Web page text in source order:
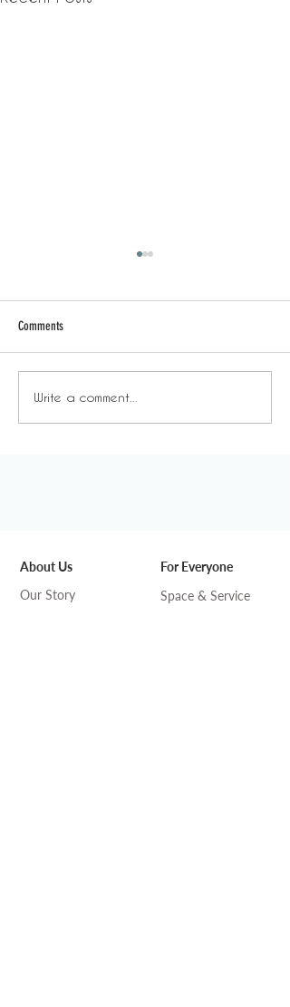
日常背後 - 放飯時間
Comments
Write a comment...
About Us
Our Story
For Everyone
Space & Service